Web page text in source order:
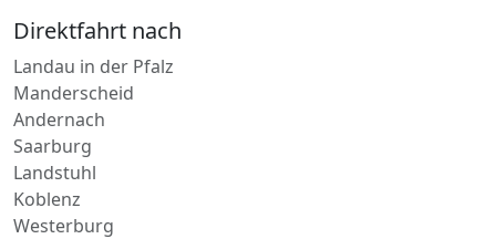
Kirchen-Sieg
Neustadt an der Weinstraße
Direktfahrt nach
Landau in der Pfalz
Manderscheid
Andernach
Saarburg